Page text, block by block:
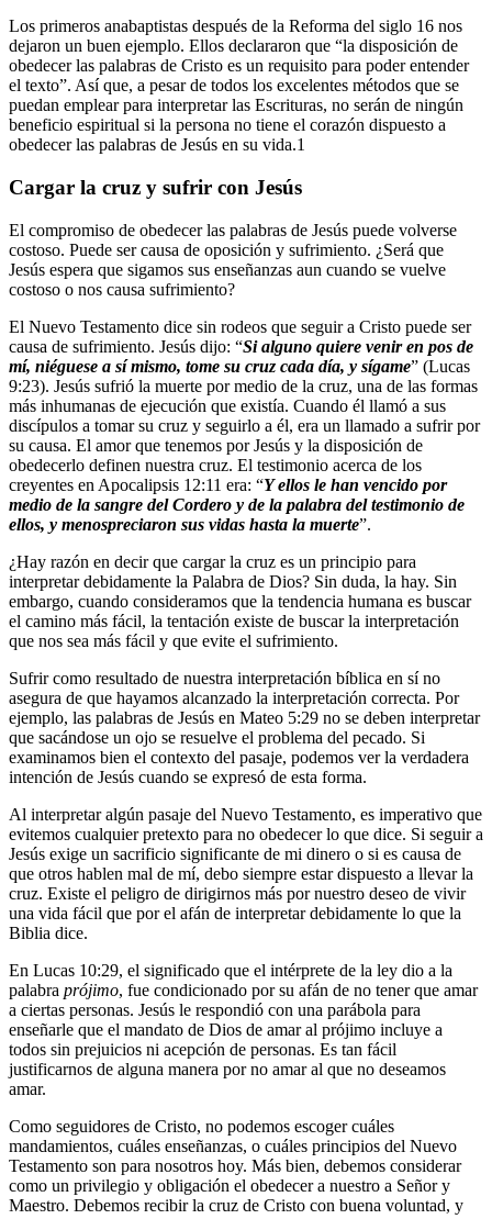
Los primeros anabaptistas después de la Reforma del siglo 16 nos
dejaron un buen ejemplo. Ellos declararon que “la disposición de
obedecer las palabras de Cristo es un requisito para poder entender
el texto”. Así que, a pesar de todos los excelentes métodos que se
puedan emplear para interpretar las Escrituras, no serán de ningún
beneficio espiritual si la persona no tiene el corazón dispuesto a
obedecer las palabras de Jesús en su vida.1
Cargar la cruz y sufrir con Jesús
El compromiso de obedecer las palabras de Jesús puede volverse
costoso. Puede ser causa de oposición y sufrimiento. ¿Será que
Jesús espera que sigamos sus enseñanzas aun cuando se vuelve
costoso o nos causa sufrimiento?
El Nuevo Testamento dice sin rodeos que seguir a Cristo puede ser
causa de sufrimiento. Jesús dijo: “Si alguno quiere venir en pos de
mí, niéguese a sí mismo, tome su cruz cada día, y sígame” (Lucas
9:23). Jesús sufrió la muerte por medio de la cruz, una de las formas
más inhumanas de ejecución que existía. Cuando él llamó a sus
discípulos a tomar su cruz y seguirlo a él, era un llamado a sufrir por
su causa. El amor que tenemos por Jesús y la disposición de
obedecerlo definen nuestra cruz. El testimonio acerca de los
creyentes en Apocalipsis 12:11 era: “Y ellos le han vencido por
medio de la sangre del Cordero y de la palabra del testimonio de
ellos, y menospreciaron sus vidas hasta la muerte”.
¿Hay razón en decir que cargar la cruz es un principio para
interpretar debidamente la Palabra de Dios? Sin duda, la hay. Sin
embargo, cuando consideramos que la tendencia humana es buscar
el camino más fácil, la tentación existe de buscar la interpretación
que nos sea más fácil y que evite el sufrimiento.
Sufrir como resultado de nuestra interpretación bíblica en sí no
asegura de que hayamos alcanzado la interpretación correcta. Por
ejemplo, las palabras de Jesús en Mateo 5:29 no se deben interpretar
que sacándose un ojo se resuelve el problema del pecado. Si
examinamos bien el contexto del pasaje, podemos ver la verdadera
intención de Jesús cuando se expresó de esta forma.
Al interpretar algún pasaje del Nuevo Testamento, es imperativo que
evitemos cualquier pretexto para no obedecer lo que dice. Si seguir a
Jesús exige un sacrificio significante de mi dinero o si es causa de
que otros hablen mal de mí, debo siempre estar dispuesto a llevar la
cruz. Existe el peligro de dirigirnos más por nuestro deseo de vivir
una vida fácil que por el afán de interpretar debidamente lo que la
Biblia dice.
En Lucas 10:29, el significado que el intérprete de la ley dio a la
palabra prójimo, fue condicionado por su afán de no tener que amar
a ciertas personas. Jesús le respondió con una parábola para
enseñarle que el mandato de Dios de amar al prójimo incluye a
todos sin prejuicios ni acepción de personas. Es tan fácil
justificarnos de alguna manera por no amar al que no deseamos
amar.
Como seguidores de Cristo, no podemos escoger cuáles
mandamientos, cuáles enseñanzas, o cuáles principios del Nuevo
Testamento son para nosotros hoy. Más bien, debemos considerar
como un privilegio y obligación el obedecer a nuestro a Señor y
Maestro. Debemos recibir la cruz de Cristo con buena voluntad, y